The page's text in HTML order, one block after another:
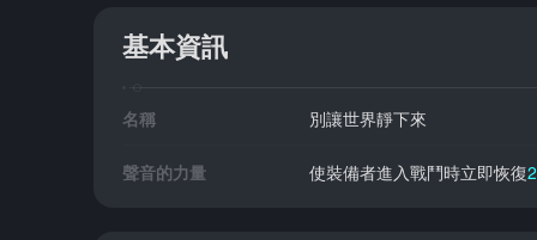
基本資訊
名稱 別讓世界靜下來
聲音的力量 使裝備者進入戰鬥時立即恢復